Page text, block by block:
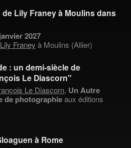
Lily Franey à Moulins dans
2027
Lily Franey à Moulins (Allier)
: un demi-siècle de
Le Diascorn"
Le Diascorn, Un Autre
de photographieaux éditions
à Rome